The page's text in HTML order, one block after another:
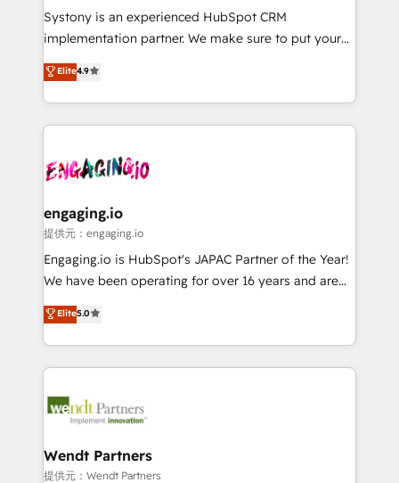
Your team learns while we build. We fix what others
broke. Built for mid-market reality—practical
constraints. By the Numbers 🏆 Top 1% of all
HubSpot partners 🔄 Top 5% globally in client
and sales ops at mid-market companies ready to
move beyond spreadsheets into unified systems
Systony is an experienced HubSpot CRM
implementation partner. We make sure to put your
organization's needs and goals first and think along
with your organization. We are only satisfied once
you are too. Why Systony? - 20+ years of
experience with CRM, Marketing, Sales & Service
Own back-end developers - Complex data
View, SuperOffice) - Custom integrations (e.g. MS
Business Central, Navision, AX, SAP, Exact, AFAS) We
focus on growing B2B companies in the SME sector
such as manufacturing, SaaS, business services and
partner, we know how important user adoption is.
That's why we have developed a step-by-step
technology and people with each other. Together we
strive for optimal customer processes and
Elite4.9
engaging.io
提供元：engaging.io
Engaging.io is HubSpot's JAPAC Partner of the Year!
We have been operating for over 16 years and are
one of HubSpot's most experienced and technically
capable Agency Partners globally. We specialise in
complex CRM migrations, implementations,
integrations, custom CMS portal development,
businesses. Our teams are based in North America
Implementation Certified Partner and we contribute
to their advisory council. We strive to do 'good work
Elite5.0
Wendt Partners
提供元：Wendt Partners